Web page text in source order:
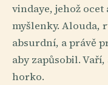
vindaye, jehož ocet
myšlenky. Alouda,
absurdní, a právě
aby zapůsobil.
horko.